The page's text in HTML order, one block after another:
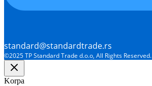
standard@standardtrade.rs
©2025 TP Standard Trade d.o.o, All Rights Reserved.
Korpa